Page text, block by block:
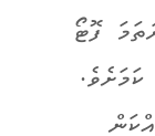
ފޮޓޯ